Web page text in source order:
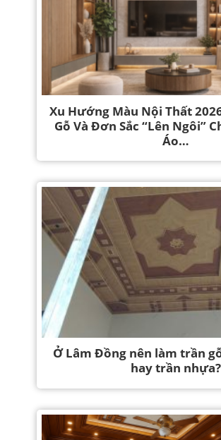
Xu Hướng Màu Nội Thất
Gỗ Và Đơn Sắc “Lên Ngôi”
Áo…
Ở Lâm Đồng nên làm trần
hay trần nhựa?